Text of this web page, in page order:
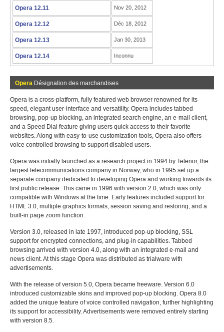
Opera 12.11 Nov 20, 2012
Opera 12.12 Déc 18, 2012
Opera 12.13 Jan 30, 2013
Opera 12.14 Inconnu
Opera Désignation des marchandises
Opera is a cross-platform, fully featured web browser renowned for its
speed, elegant user-interface and versatility. Opera includes tabbed
browsing, pop-up blocking, an integrated search engine, an e-mail client,
and a Speed Dial feature giving users quick access to their favorite
websites. Along with easy-to-use customization tools, Opera also offers
voice controlled browsing to support disabled users.
Opera was initially launched as a research project in 1994 by Telenor, the
largest telecommunications company in Norway, who in 1995 set up a
separate company dedicated to developing Opera and working towards its
first public release. This came in 1996 with version 2.0, which was only
compatible with Windows at the time. Early features included support for
HTML 3.0, multiple graphics formats, session saving and restoring, and a
built-in page zoom function.
Version 3.0, released in late 1997, introduced pop-up blocking, SSL
support for encrypted connections, and plug-in capabilities. Tabbed
browsing arrived with version 4.0, along with an integrated e-mail and
news client. At this stage Opera was distributed as trialware with
advertisements.
With the release of version 5.0, Opera became freeware. Version 6.0
introduced customizable skins and improved pop-up blocking. Opera 8.0
added the unique feature of voice controlled navigation, further highlighting
its support for accessibility. Advertisements were removed entirely starting
with version 8.5.